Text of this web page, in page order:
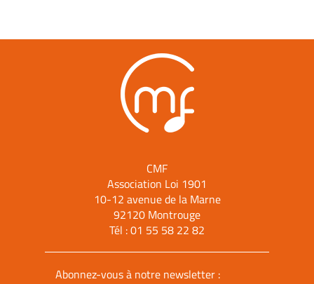
CMF
Association Loi 1901
10-12 avenue de la Marne
92120 Montrouge
Tél :01 55 58 22 82
Abonnez-vous à notre newsletter :